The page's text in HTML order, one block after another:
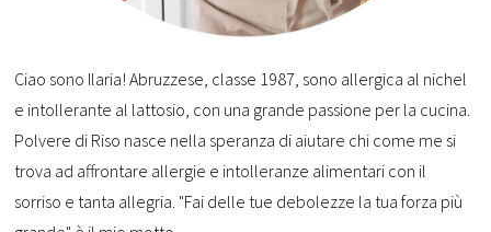
Ciao sono Ilaria! Abruzzese, classe 1987, sono allergica al nichel
e intollerante al lattosio, con una grande passione per la cucina.
Polvere di Riso nasce nella speranza di aiutare chi come me si
trova ad affrontare allergie e intolleranze alimentari con il
sorriso e tanta allegria. "Fai delle tue debolezze la tua forza più